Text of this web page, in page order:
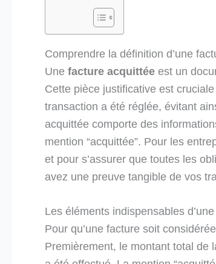
Comprendre la définition d’une
Une facture acquittée est un
Cette pièce justificative est
transaction a été réglée, évitant
acquittée comporte des
mention “acquittée”. Pour les
et pour s’assurer que toutes les
avez une preuve tangible de vos
Les éléments indispensables
Pour qu’une facture soit
Premièrement, le montant total de